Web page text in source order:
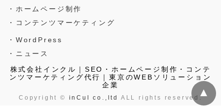
▲
・ホームページ制作
・コンテンツマーケティング
・WordPress
・ニュース
株式会社インクル｜SEO・ホームページ制作・コンテ
ンツマーケティング代行｜東京のWEBソリューション
企業
Copyright © inCul co.,ltd ALL rights reserved.